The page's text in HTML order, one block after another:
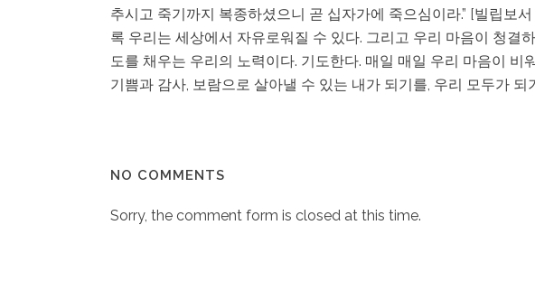
추시고 죽기까지 복종하셨으니 곧 십자가에 죽으심이라.” [빌립보
록 우리는 세상에서 자유로워질 수 있다. 그리고 우리 마음이 청결
도를 채우는 우리의 노력이다. 기도한다. 매일 매일 우리 마음이
기쁨과 감사, 보람으로 살아낼 수 있는 내가 되기를, 우리 모두가 되
NO COMMENTS
Sorry, the comment form is closed at this time.